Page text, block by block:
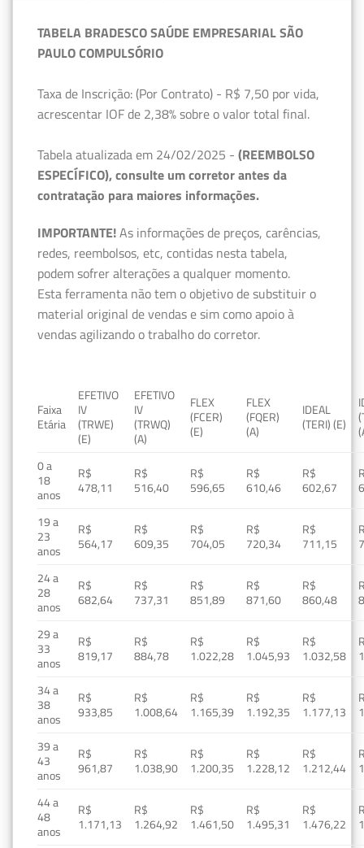
TABELA BRADESCO SAÚDE EMPRESARIAL SÃO
PAULO COMPULSÓRIO
Taxa de Inscrição: (Por Contrato) - R$ 7,50 por vida,
acrescentar IOF de 2,38% sobre o valor total final.
Tabela atualizada em 24/02/2025 - (REEMBOLSO
ESPECÍFICO), consulte um corretor antes da
contratação para maiores informações.
IMPORTANTE!As informações de preços, carências,
redes, reembolsos, etc, contidas nesta tabela,
podem sofrer alterações a qualquer momento.
Esta ferramenta não tem o objetivo de substituir o
material original de vendas e sim como apoio à
vendas agilizando o trabalho do corretor.
Faixa
Etária
EFETIVO
IV
(TRWE)
(E)
EFETIVO
IV
(TRWQ)
(A)
FLEX
(FCER)
(E)
FLEX
(FQER)
(A)
IDEAL
(TERI) (E)
0 a
18
anos
R$
478,11
R$
516,40
R$
596,65
R$
610,46
R$
602,67
19 a
23
anos
R$
564,17
R$
609,35
R$
704,05
R$
720,34
R$
711,15
24 a
28
anos
R$
682,64
R$
737,31
R$
851,89
R$
871,60
R$
860,48
29 a
33
anos
R$
819,17
R$
884,78
R$
1.022,28
R$
1.045,93
R$
1.032,58
34 a
38
anos
R$
933,85
R$
1.008,64
R$
1.165,39
R$
1.192,35
R$
1.177,13
39 a
43
anos
R$
961,87
R$
1.038,90
R$
1.200,35
R$
1.228,12
R$
1.212,44
44 a
48
anos
R$
1.171,13
R$
1.264,92
R$
1.461,50
R$
1.495,31
R$
1.476,22